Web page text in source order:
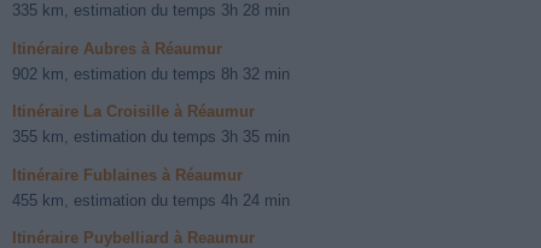
335 km, estimation du temps 3h 28 min
Itinéraire Aubres à Réaumur
902 km, estimation du temps 8h 32 min
Itinéraire La Croisille à Réaumur
355 km, estimation du temps 3h 35 min
Itinéraire Fublaines à Réaumur
455 km, estimation du temps 4h 24 min
Itinéraire Puybelliard à Reaumur